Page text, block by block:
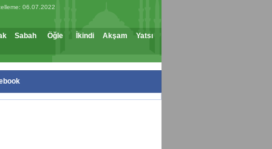
06.07.2022
Sabah Öğle İkindi Akşam Yatsı